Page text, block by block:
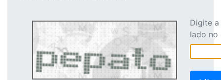
Digite
lado no